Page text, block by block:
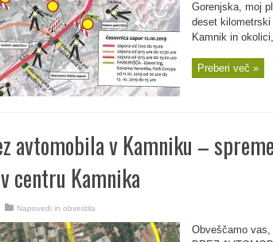
Gorenjska, moj
deset
Kamnik in
Preberi več »
avtomobila v Kamniku –
centru Kamnika
Napovedi in obvestila
Obveščamo vas,